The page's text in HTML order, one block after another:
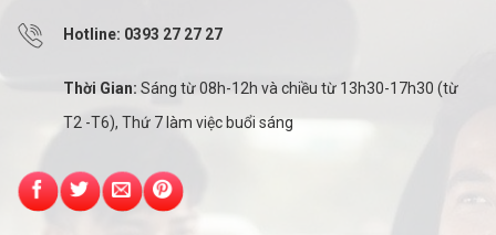
Hotline: 0393 27 27 27
Thời Gian: Sáng từ 08h-12h và chiều từ 13h30-17h30 (từ
T2 -T6), Thứ 7 làm việc buổi sáng